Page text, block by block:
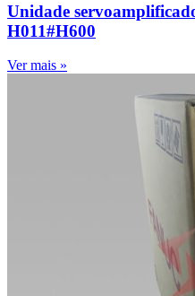
Unidade
H011#H600
Ver mais »